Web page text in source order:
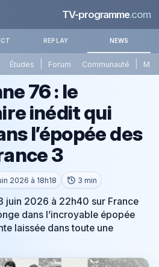
TV-programme.com
REPLAY NEWS
Études Forum Communauté
76 : le
inédit qui
l’épopée des
3
2026 à 18h18 3 min
juin 2026 à 22h40 sur France
dans l’incroyable épopée
laissée dans toute une